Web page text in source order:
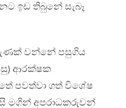
ඉඩ තිබුනේ සැබෑ
වන්නේ පසුගිය
ආරක්ෂක
පවත්වා ගත් විශේෂ
මගින් අපරාධකරුවන්